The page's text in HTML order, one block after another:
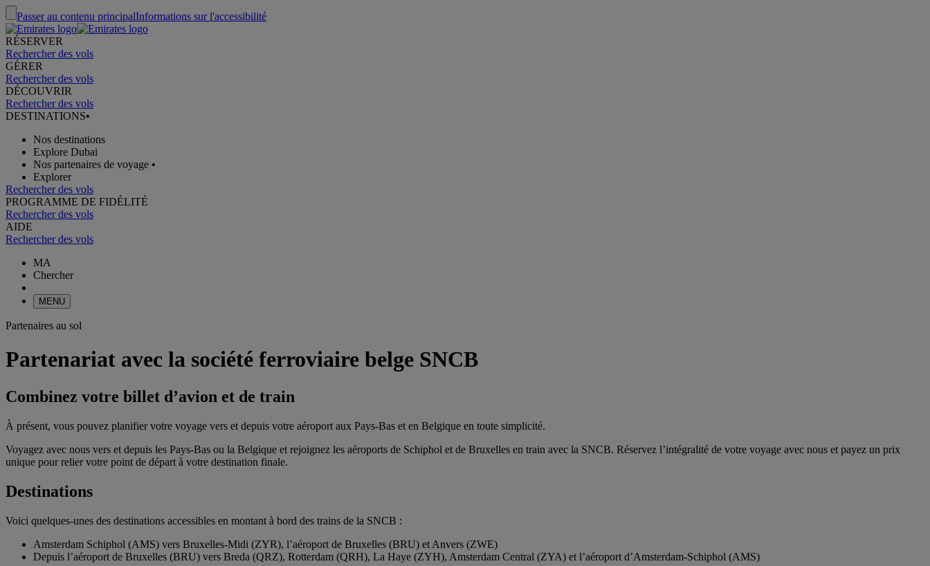
Passer au contenu principalInformations sur l'accessibilité
RÉSERVER
Rechercher des vols
GÉRER
Rechercher des vols
DÉCOUVRIR
Rechercher des vols
DESTINATIONS•
Nos destinations
Explore Dubai
Nos partenaires de voyage •
Explorer
Rechercher des vols
PROGRAMME DE FIDÉLITÉ
Rechercher des vols
AIDE
Rechercher des vols
MA
Chercher
MENU
Partenaires au sol
Partenariat avec la société ferroviaire belge SNCB
Combinez votre billet d’avion et de train
À présent, vous pouvez planifier votre voyage vers et depuis votre aéroport aux Pays-Bas et en Belgique en toute simplicité.
Voyagez avec nous vers et depuis les Pays-Bas ou la Belgique et rejoignez les aéroports de Schiphol et de Bruxelles en train avec la SNCB. Réservez l’intégralité de votre voyage avec nous et payez un prix
unique pour relier votre point de départ à votre destination finale.
Destinations
Voici quelques-unes des destinations accessibles en montant à bord des trains de la SNCB :
Amsterdam Schiphol (AMS) vers Bruxelles-Midi (ZYR), l’aéroport de Bruxelles (BRU) et Anvers (ZWE)
Depuis l’aéroport de Bruxelles (BRU) vers Breda (QRZ), Rotterdam (QRH), La Haye (ZYH), Amsterdam Central (ZYA) et l’aéroport d’Amsterdam-Schiphol (AMS)